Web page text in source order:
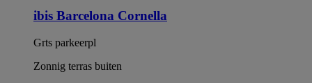
ibis Barcelona Cornella
Grts parkeerpl
Zonnig terras buiten